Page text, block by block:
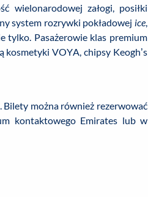
wielonarodowej załogi, posiłki
system rozrywki pokładowej ice,
tylko. Pasażerowie klas premium
VOYA, chipsy Keogh’s
. Bilety można również rezerwować
kontaktowego Emirates lub w